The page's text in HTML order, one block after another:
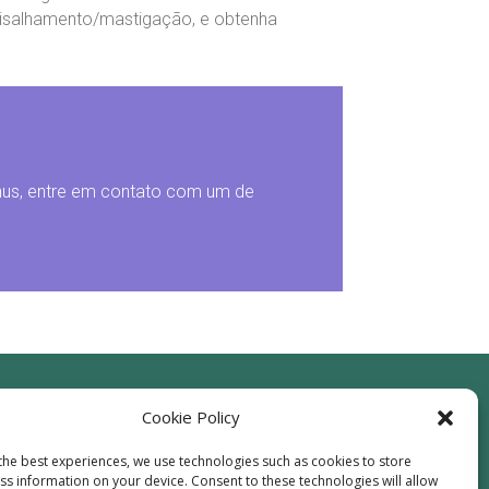
Cookie Policy
best experiences, we use technologies such as cookies to store
information on your device. Consent to these technologies will allow
mastigação, e obtenha
entre em contato com um de
2078